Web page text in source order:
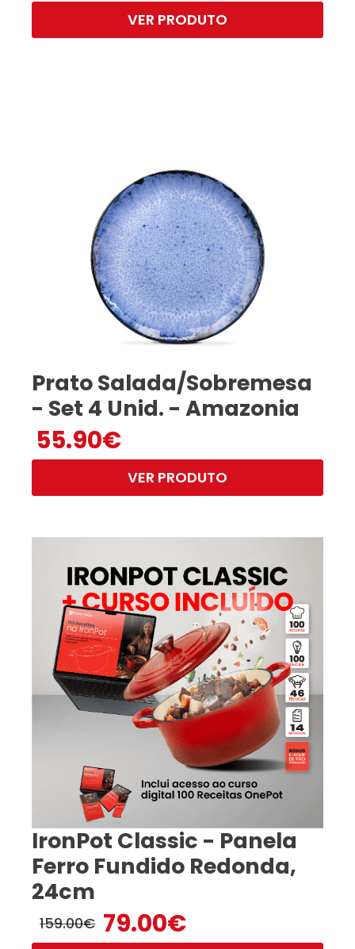
VER PRODUTO
Prato Salada/Sobremesa
- Set 4 Unid. - Amazonia
55.90€
VER PRODUTO
IronPot Classic - Panela
Ferro Fundido Redonda,
24cm
159.00€
O
79.00€
O